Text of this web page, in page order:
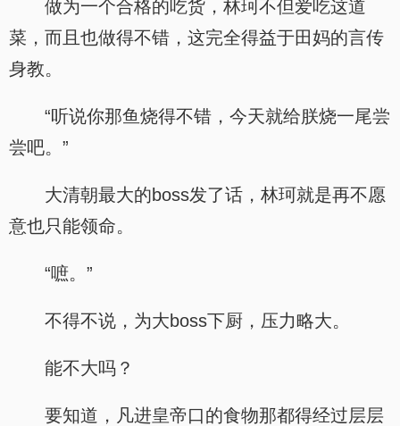
做为一个合格的吃货，林珂不但爱吃这道
菜，而且也做得不错，这完全得益于田妈的言传
身教。
“听说你那鱼烧得不错，今天就给朕烧一尾尝
尝吧。”
大清朝最大的boss发了话，林珂就是再不愿
意也只能领命。
“嗻。”
不得不说，为大boss下厨，压力略大。
能不大吗？
要知道，凡进皇帝口的食物那都得经过层层